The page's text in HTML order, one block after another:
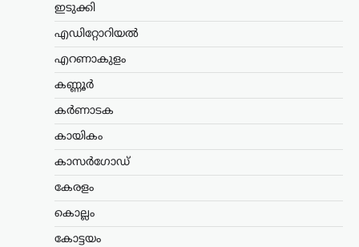
ഇടുക്കി
എഡിറ്റോറിയൽ
എറണാകുളം
കണ്ണൂർ
കർണാടക
കായികം
കാസർഗോഡ്
കേരളം
കൊല്ലം
കോട്ടയം
അത്‌ലറ്റിക്സ്: ഹൈജമ്പ്
ഫൈനലിൽ പ്രവേശിച്ച്
പൂജ
അത്‌ലറ്റിക്സ് അണ്ടർ-20 ചാമ്പ്യൻഷിപ്പിൽ
ഹൈജമ്പിൽ ദേശീയ റെക്കോർഡ്
ഉടമയായ പൂജ ഫൈനലിലേക്ക് യോഗ്യത